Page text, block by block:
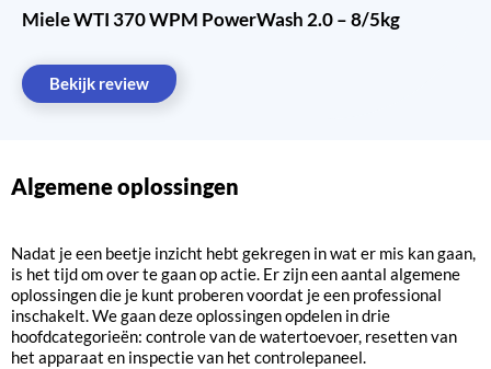
Miele WTI 370 WPM PowerWash 2.0 – 8/5kg
Bekijk review
Algemene oplossingen
Nadat je een beetje inzicht hebt gekregen in wat er mis kan gaan,
is het tijd om over te gaan op actie. Er zijn een aantal algemene
oplossingen die je kunt proberen voordat je een professional
inschakelt. We gaan deze oplossingen opdelen in drie
hoofdcategorieën: controle van de watertoevoer, resetten van
het apparaat en inspectie van het controlepaneel.